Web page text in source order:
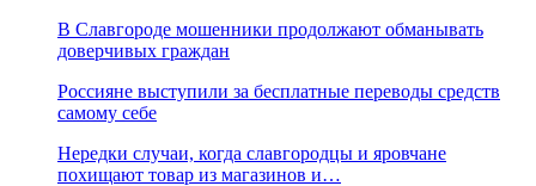
В Славгороде мошенники продолжают обманывать
доверчивых граждан
Россияне выступили за бесплатные переводы средств
самому себе
Нередки случаи, когда славгородцы и яровчане
похищают товар из магазинов и…